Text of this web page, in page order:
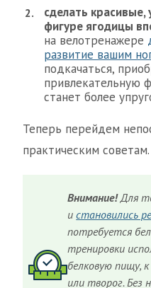
сделать
фигуре ягодицы
на велотренажере
развитие вашим
подкачаться,
привлекательную
станет более
Теперь перейдем
практическим советам.
Внимание!Для
истановились
потребуется
тренировки
белковую пищу,
или творог. Без